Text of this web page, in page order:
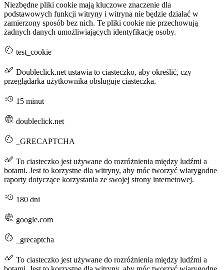
Niezbędne pliki cookie mają kluczowe znaczenie dla
podstawowych funkcji witryny i witryna nie będzie działać w
zamierzony sposób bez nich. Te pliki cookie nie przechowują
żadnych danych umożliwiających identyfikację osoby.
test_cookie
Doubleclick.net ustawia to ciasteczko, aby określić, czy
przeglądarka użytkownika obsługuje ciasteczka.
15 minut
doubleclick.net
_GRECAPTCHA
To ciasteczko jest używane do rozróżnienia między ludźmi a
botami. Jest to korzystne dla witryny, aby móc tworzyć wiarygodne
raporty dotyczące korzystania ze swojej strony internetowej.
180 dni
google.com
_grecaptcha
To ciasteczko jest używane do rozróżnienia między ludźmi a